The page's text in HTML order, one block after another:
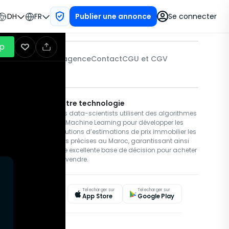
DH FR Publier une annonce Se connecter
Trouver une agenceContactCGU et CGV
encore,
Notre technologie
Nos data-scientists utilisent des algorithmes
de Machine Learning pour développer les
solutions d’estimations de prix immobilier les
plus précises au Maroc, garantissant ainsi
une excellente base de décision pour acheter
ou vendre.
Telecharger sur
App Store
Telecharger sur
Google Play